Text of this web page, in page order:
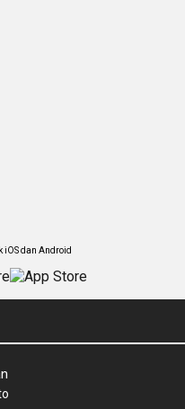
iOS dan Android